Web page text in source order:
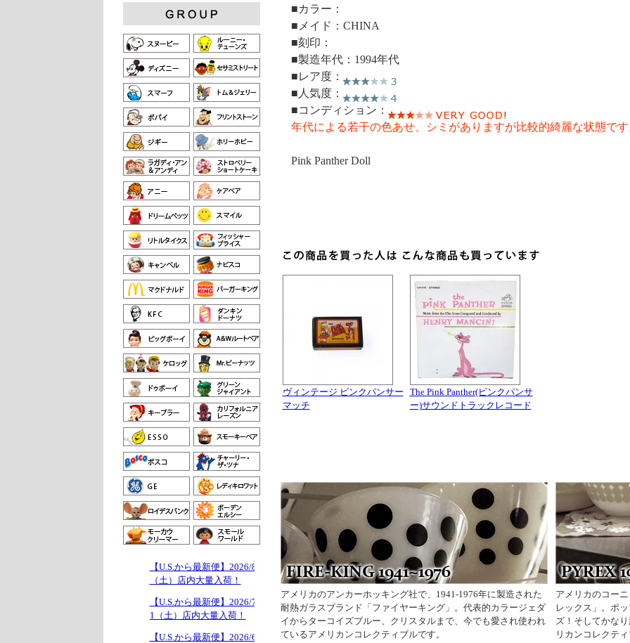
【U.S.から最新便】2026/8/1
（土）店内大量入荷！
【U.S.から最新便】2026/7/1
1（土）店内大量入荷！
【U.S.から最新便】2026/6/2
■カラー：
■メイド：CHINA
■刻印：
■製造年代：1994年代
■レア度：
■人気度：
■コンディション：
年代による若干の色あせ、シミがありますが比較的綺麗な状態で
Pink Panther Doll
ヴィンテージ ピンクパンサー
マッチ
The Pink Panther(ピンクパンサ
ー)サウンドトラックレコード
アメリカのアンカーホッキング社で、1941-1976年に製造された
耐熱ガラスブランド「ファイヤーキング」。代表的カラージェダ
イからターコイズブルー、クリスタルまで、今でも愛され使われ
ているアメリカンコレクティブルです。
アメリカのコー
レックス」。ポ
ズ！そしてかな
リカンコレクテ